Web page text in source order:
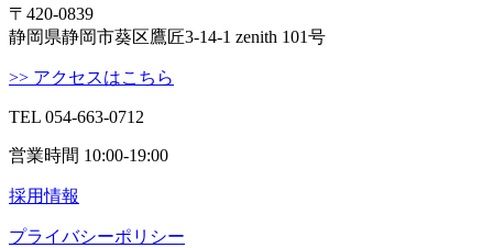
〒420-0839
静岡県静岡市葵区鷹匠3-14-1 zenith 101号
>> アクセスはこちら
TEL 054-663-0712
営業時間 10:00-19:00
採用情報
プライバシーポリシー